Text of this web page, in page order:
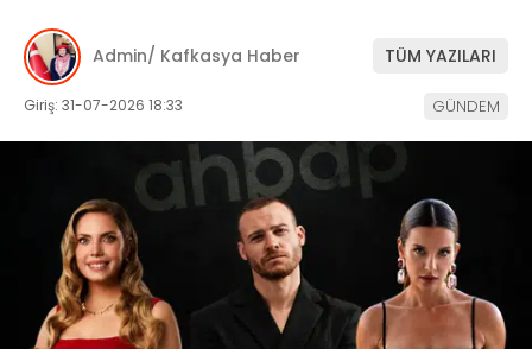
Admin/ Kafkasya Haber TÜM YAZILARI
Giriş: 31-07-2026 18:33 GÜNDEM